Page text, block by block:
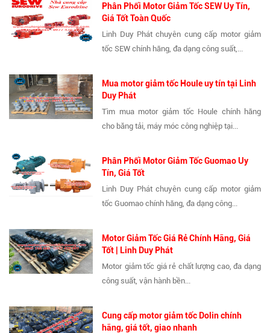
Phân Phối Motor Giảm Tốc SEW Uy Tín,
Giá Tốt Toàn Quốc
Linh Duy Phát chuyên cung cấp motor giảm
tốc SEW chính hãng, đa dạng công suất,...
Mua motor giảm tốc Houle uy tín tại Linh
Duy Phát
Tìm mua motor giảm tốc Houle chính hãng
cho băng tải, máy móc công nghiệp tại...
Phân Phối Motor Giảm Tốc Guomao Uy
Tín, Giá Tốt
Linh Duy Phát chuyên cung cấp motor giảm
tốc Guomao chính hãng, đa dạng công...
Motor Giảm Tốc Giá Rẻ Chính Hãng, Giá
Tốt | Linh Duy Phát
Motor giảm tốc giá rẻ chất lượng cao, đa dạng
công suất, vận hành bền...
Cung cấp motor giảm tốc Dolin chính
hãng, giá tốt, giao nhanh